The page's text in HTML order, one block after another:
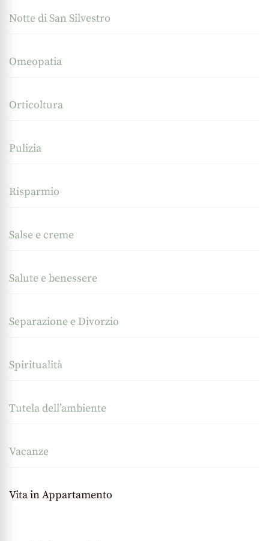
Notte di San Silvestro
Omeopatia
Orticoltura
Pulizia
Risparmio
Salse e creme
Salute e benessere
Separazione e Divorzio
Spiritualità
Tutela dell’ambiente
Vacanze
Vita in Appartamento